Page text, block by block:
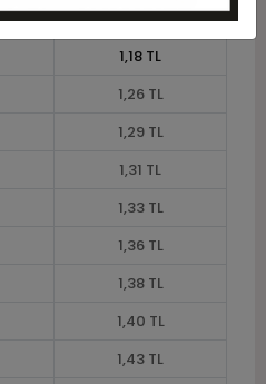
1,18 TL
1,18 TL
1,26 TL
1,29 TL
1,31 TL
1,33 TL
1,36 TL
1,38 TL
1,40 TL
1,43 TL